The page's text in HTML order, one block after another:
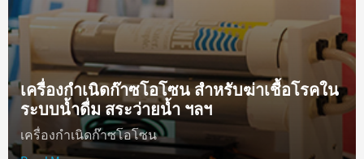
เครื่องกำเนิดก๊าซโอโซน สำหรับฆ่าเชื้อโรคใน
ระบบน้ำดื่ม สระว่ายน้ำ ฯลฯ
เครื่องกำเนิดก๊าซโอโซน